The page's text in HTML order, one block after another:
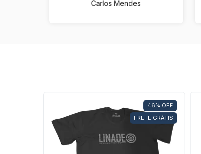
Carlos Mendes
46% OFF
FRETE GRÁTIS